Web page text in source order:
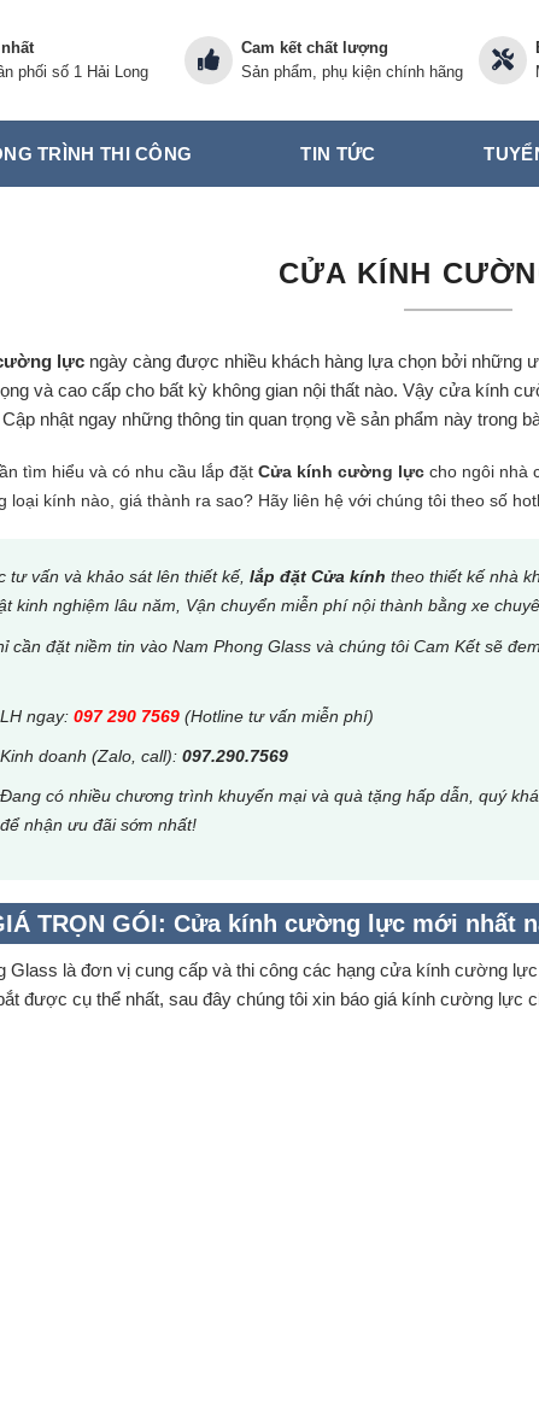
phối số 1 Hải Long
Cam kết chất lượng
Sản phẩm, phụ kiện chính hãng
TRÌNH THI CÔNG TIN TỨC
CỬA KÍNH
lựcngày càng được nhiều khách hàng lựa chọn bởi những
và cao cấp cho bất kỳ không gian nội thất nào. Vậy cửa kính
nhật ngay những thông tin quan trọng về sản phẩm này trong
tìm hiểu và có nhu cầu lắp đặt Cửa kính cường lựccho ngôi nhà
loại kính nào, giá thành ra sao? Hãy liên hệ với chúng tôi theo số
tư vấn và khảo sát lên thiết kế, lắp đặt Cửa kính theo thiết kế nhà
kinh nghiệm lâu năm, Vận chuyển miễn phí nội thành bằng xe
cần đặt niềm tin vào Nam Phong Glass và chúng tôi Cam Kết sẽ
LH ngay: 097 290 7569(Hotline tư vấn miễn phí)
Kinh doanh (Zalo, call): 097.290.7569
Đang có nhiều chương trình khuyến mại và quà tặng hấp dẫn, quý
để nhận ưu đãi sớm nhất!
TRỌN GÓI: Cửa kính cường lực mới nhất
Glass là đơn vị cung cấp và thi công các hạng cửa kính cường
được cụ thể nhất, sau đây chúng tôi xin báo giá kính cường lực